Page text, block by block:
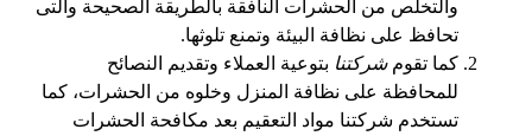
والتخلص من الحشرات النافقة بالطريقة الصحيحة والتى
تحافظ على نظافة البيئة وتمنع تلوثها.
كما تقومشركتنا بتوعية العملاء وتقديم النصائح
للمحافظة على نظافة المنزل وخلوه من الحشرات، كما
تستخدم شركتنا مواد التعقيم بعد مكافحة الحشرات